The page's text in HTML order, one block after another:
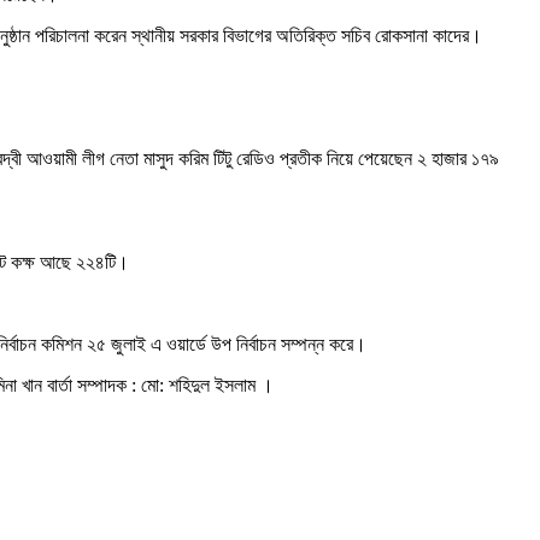
পরিচালনা করেন স্থানীয় সরকার বিভাগের অতিরিক্ত সচিব রোকসানা কাদের।
আওয়ামী লীগ নেতা মাসুদ করিম টিটু রেডিও প্রতীক নিয়ে পেয়েছেন ২ হাজার ১৭৯
কক্ষ আছে ২২৪টি।
কমিশন ২৫ জুলাই এ ওয়ার্ডে উপ নির্বাচন সম্পন্ন করে।
খান বার্তা সম্পাদক : মো: শহিদুল ইসলাম ।